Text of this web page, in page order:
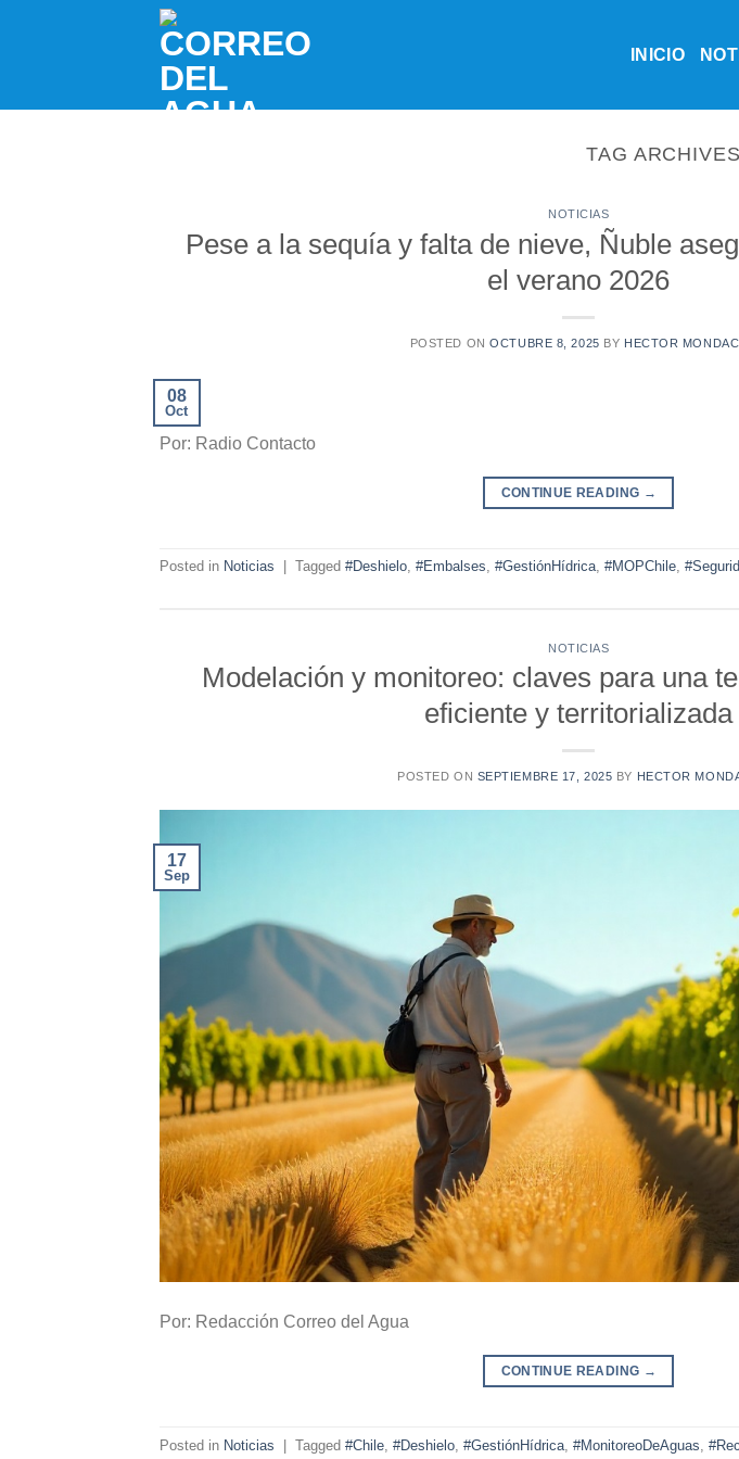
INICIO
TAG
NOTICIAS
Pese a la sequía y falta de nieve, Ñuble
el verano 2026
POSTED ONOCTUBRE 8, 2025 BY HECTOR
08
Oct
Por: Radio Contacto
CONTINUE READING →
Posted in Noticias Tagged #Deshielo, #Embalses, #GestiónHídrica, #MOPChile,
NOTICIAS
Modelación y monitoreo: claves para una
eficiente y territorializada
POSTED ON SEPTIEMBRE 17, 2025 BY HECTOR
17
Sep
Por: Redacción Correo del Agua
CONTINUE READING →
Posted in Noticias | Tagged #Chile #Deshielo #GestiónHídrica #MonitoreoDeAguas